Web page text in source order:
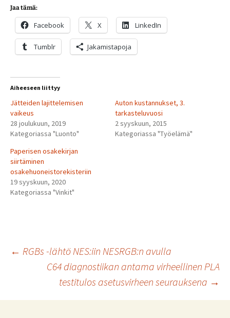
Jaa tämä:
Facebook X LinkedIn
Tumblr Jakamistapoja
Aiheeseen liittyy
Jätteiden lajittelemisen
vaikeus
28 joulukuun, 2019
Kategoriassa "Luonto"
Auton kustannukset, 3.
tarkasteluvuosi
2 syyskuun, 2015
Kategoriassa "Työelämä"
Paperisen osakekirjan
siirtäminen
osakehuoneistorekisteriin
19 syyskuun, 2020
Kategoriassa "Vinkit"
Artikkelien
selaus
← RGBs -lähtö NES:iin NESRGB:n avulla
C64 diagnostiikan antama virheellinen PLA
testitulos asetusvirheen seurauksena →